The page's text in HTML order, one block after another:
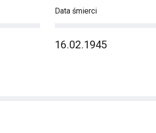
Data śmierci
16.02.1945